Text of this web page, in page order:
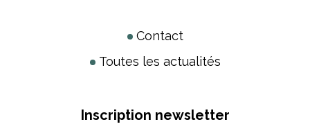
Contact
Toutes les actualités
Inscription newsletter